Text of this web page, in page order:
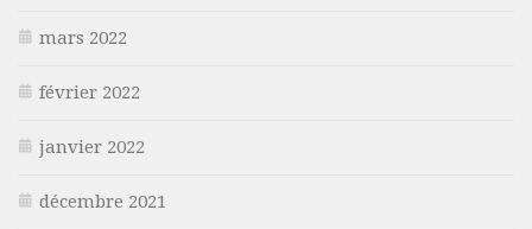
mars 2022
février 2022
janvier 2022
décembre 2021